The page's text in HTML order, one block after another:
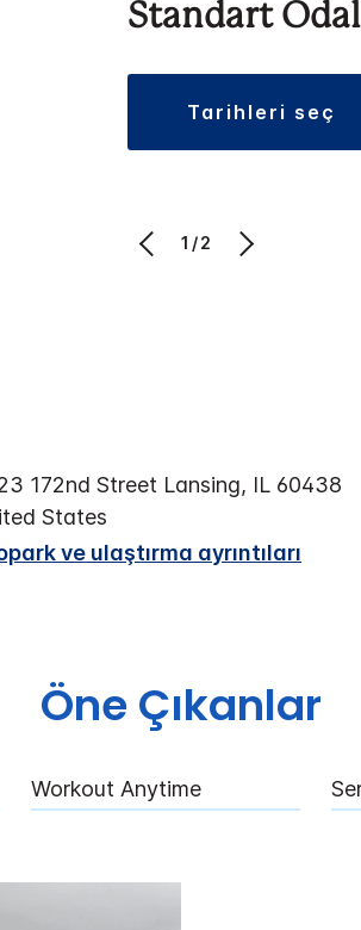
Standart
tarihleri seç
1/2
172nd Street Lansing, IL 60438
States
ve ulaştırma ayrıntıları
Öne Çıkanlar
Workout Anytime